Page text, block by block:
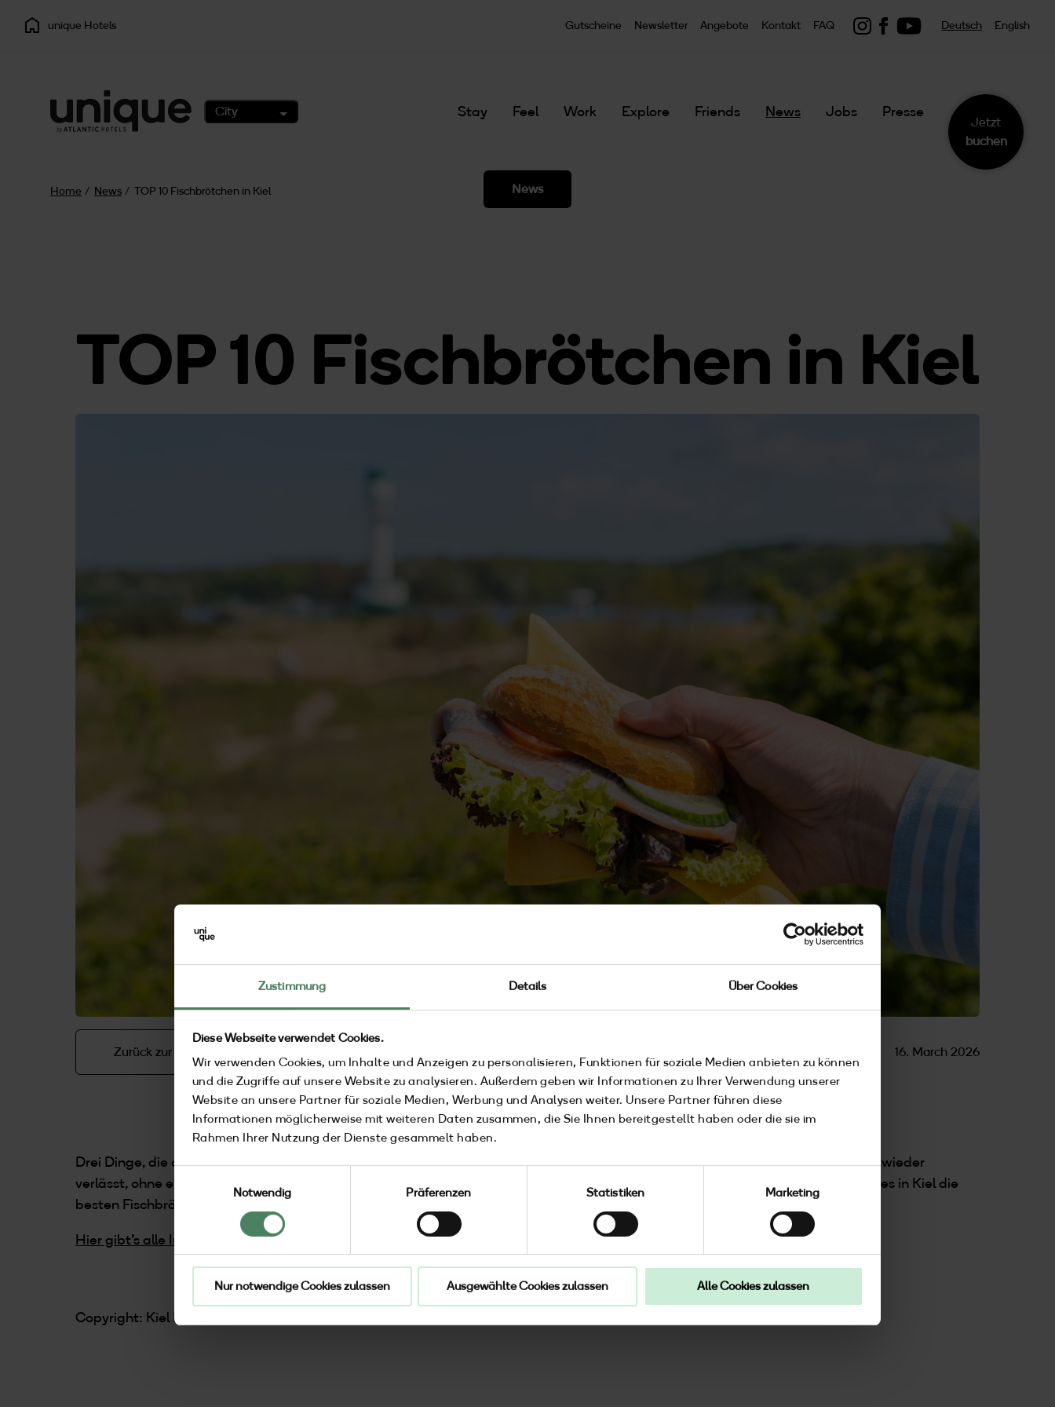
Zustimmung Details Über Cookies
Diese Webseite verwendet Cookies.
Wir verwenden Cookies, um Inhalte und Anzeigen zu personalisieren, Funktionen für soziale Medien anbieten zu können
und die Zugriffe auf unsere Website zu analysieren. Außerdem geben wir Informationen zu Ihrer Verwendung unserer
Website an unsere Partner für soziale Medien, Werbung und Analysen weiter. Unsere Partner führen diese
Informationen möglicherweise mit weiteren Daten zusammen, die Sie Ihnen bereitgestellt haben oder die sie im
Rahmen Ihrer Nutzung der Dienste gesammelt haben.
Notwendig
Präferenzen Statistiken Marketing
Nur notwendige Cookies zulassen Ausgewählte Cookies zulassen Alle Cookies zulassen
unique Hotels Gutscheine Newsletter Angebote Kontakt FAQ Link zu Instagram
Link zu Facebook
Link zu youtube
Deutsch English
City Stay Feel Work Explore Friends News Jobs Presse
Jetzt
buchen
Home News TOP 10 Fischbrötchen in Kiel News
TOP 10 Fischbrötchen in Kiel
Zurück zur Übersicht 16. March 2026
Drei Dinge, die du über Fischbrötchen wissen musst: Sie sind hier im Norden Kult, sie schmecken zu jeder Tageszeit, und wer Kiel wieder
verlässt, ohne eins probiert zu haben, war eigentlich gar nicht wirklich hier! Damit dir das bloß nicht passiert, verraten wir dir, wo es in Kiel die
besten Fischbrötchen gibt – lecker, frisch und direkt auf die Flosse.
Hier gibt's alle Infos!
Copyright: Kiel Marketing / Finja Thiede